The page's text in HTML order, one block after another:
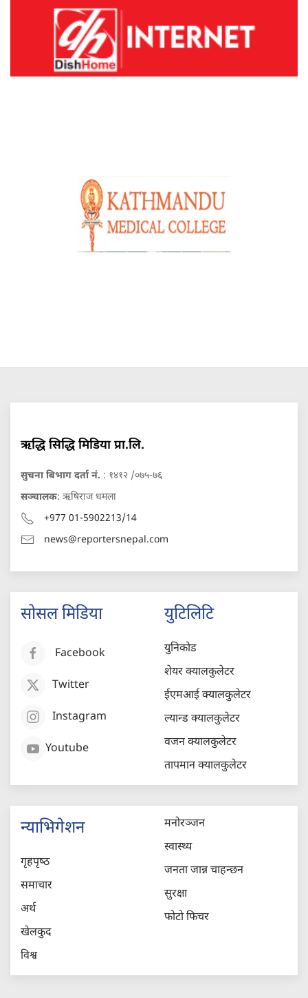
ऋद्धि सिद्धि मिडिया प्रा.लि.
सुचना बिभाग दर्ता नं. : १४१२ /०७५-७६
सञ्चालक: ऋषिराज धमला
+977 01-5902213/14
news@reportersnepal.com
सोसल मिडिया
Facebook
Twitter
Instagram
Youtube
युटिलिटि
युनिकोड
शेयर क्यालकुलेटर
ईएमआई क्यालकुलेटर
ल्यान्ड क्यालकुलेटर
वजन क्यालकुलेटर
तापमान क्यालकुलेटर
न्याभिगेशन
गृहपृष्‍ठ
समाचार
अर्थ
खेलकुद
विश्व
मनोरञ्जन
स्वास्थ्य
जनता जान्न चाहन्छन
सुरक्षा
फोटो फिचर